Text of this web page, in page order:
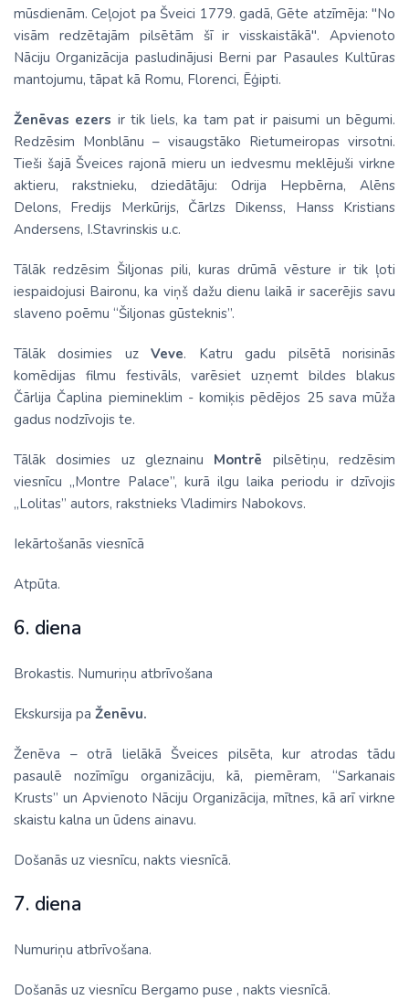
mūsdienām. Ceļojot pa Šveici 1779. gadā, Gēte atzīmēja: "No
visām redzētajām pilsētām šī ir visskaistākā". Apvienoto
Nāciju Organizācija pasludinājusi Berni par Pasaules Kultūras
mantojumu, tāpat kā Romu, Florenci, Ēģipti.
Ženēvas ezers ir tik liels, ka tam pat ir paisumi un bēgumi.
Redzēsim Monblānu – visaugstāko Rietumeiropas virsotni.
Tieši šajā Šveices rajonā mieru un iedvesmu meklējuši virkne
aktieru, rakstnieku, dziedātāju: Odrija Hepbērna, Alēns
Delons, Fredijs Merkūrijs, Čārlzs Dikenss, Hanss Kristians
Andersens, I.Stavrinskis u.c.
Tālāk redzēsim Šiljonas pili, kuras drūmā vēsture ir tik ļoti
iespaidojusi Baironu, ka viņš dažu dienu laikā ir sacerējis savu
slaveno poēmu “Šiljonas gūsteknis”.
Tālāk dosimies uzVeve. Katru gadu pilsētā norisinās
komēdijas filmu festivāls, varēsiet uzņemt bildes blakus
Čārlija Čaplina piemineklim - komiķis pēdējos 25 sava mūža
gadus nodzīvojis te.
Tālāk dosimies uz gleznainu Montrē pilsētiņu, redzēsim
viesnīcu „Montre Palace”, kurā ilgu laika periodu ir dzīvojis
„Lolitas” autors, rakstnieks Vladimirs Nabokovs.
Iekārtošanās viesnīcā
Atpūta.
6. diena
Brokastis. Numuriņu atbrīvošana
Ekskursija pa Ženēvu.
Ženēva – otrā lielākā Šveices pilsēta, kur atrodas tādu
pasaulē nozīmīgu organizāciju, kā, piemēram, “Sarkanais
Krusts” un Apvienoto Nāciju Organizācija, mītnes, kā arī virkne
skaistu kalna un ūdens ainavu.
Došanās uz viesnīcu, nakts viesnīcā.
7. diena
Numuriņu atbrīvošana.
Došanās uz viesnīcu Bergamo puse , nakts viesnīcā.